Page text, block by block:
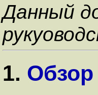
Данный
1. Обзор